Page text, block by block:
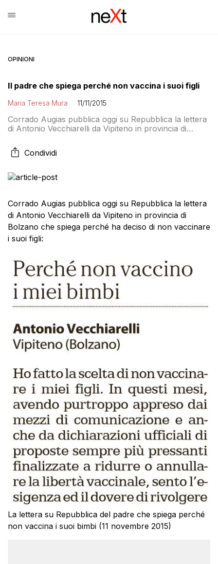
OPINIONI
Il padre che spiega perché non vaccina i suoi figli
Maria Teresa Mura 11/11/2015
Corrado Augias pubblica oggi su Repubblica la lettera
di Antonio Vecchiarelli da Vipiteno in provincia di
i suoi figli: Ho fatto la scelta di non vaccinare i miei figli.
In questi mesi, avendo purtroppo appreso dai mezzi di
proposte […]
Condividi
Corrado Augias pubblica oggi su Repubblica la lettera
di Antonio Vecchiarelli da Vipiteno in provincia di
Bolzano che spiega perché ha deciso di non vaccinare
i suoi figli:
La lettera su Repubblica del padre che spiega perché
non vaccina i suoi bimbi (11 novembre 2015)